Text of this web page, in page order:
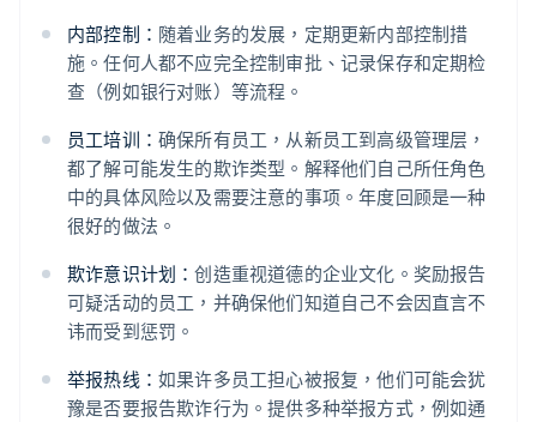
内部控制： 随着业务的发展，定期更新内部控制措
施。任何人都不应完全控制审批、记录保存和定期检
查（例如银行对账）等流程。
员工培训： 确保所有员工，从新员工到高级管理层，
都了解可能发生的欺诈类型。解释他们自己所任角色
中的具体风险以及需要注意的事项。年度回顾是一种
很好的做法。
欺诈意识计划：创造重视道德的企业文化。奖励报告
可疑活动的员工，并确保他们知道自己不会因直言不
讳而受到惩罚。
举报热线： 如果许多员工担心被报复，他们可能会犹
豫是否要报告欺诈行为。提供多种举报方式，例如通